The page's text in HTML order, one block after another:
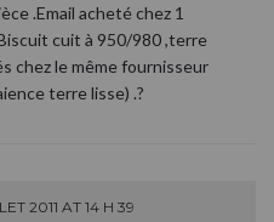
.Email acheté chez 1
cuit à 950/980 ,terre
chez le même fournisseur
terre lisse) .?
2011 AT 14 H 39